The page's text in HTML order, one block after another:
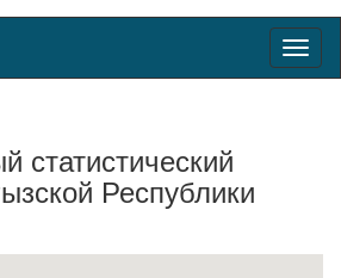
статистический
Республики